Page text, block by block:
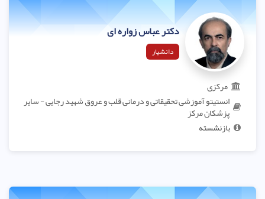
دکتر عباس زواره ای
دانشیار
مرکزی
انستیتو آموزشی تحقیقاتی و درمانی قلب و عروق شهید رجایی - سایر
پزشکان مرکز
بازنشسته